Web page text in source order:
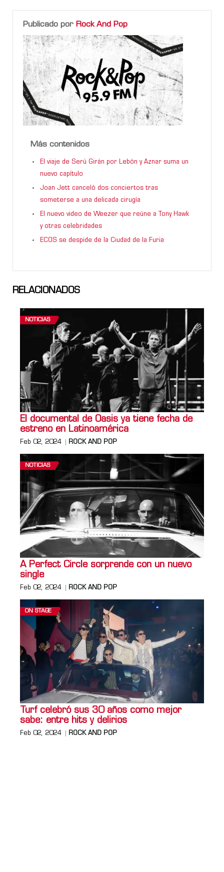
Publicado por Rock And Pop
Más contenidos
El viaje de Serú Girán por Lebón y Aznar suma un
nuevo capítulo
Joan Jett canceló dos conciertos tras
someterse a una delicada cirugía
El nuevo video de Weezer que reúne a Tony Hawk
y otras celebridades
ECOS se despide de la Ciudad de la Furia
RELACIONADOS
NOTICIAS
El documental de Oasis ya tiene fecha de
estreno en Latinoamérica
Feb 02, 2024 ROCK AND POP
NOTICIAS
A Perfect Circle sorprende con un nuevo
single
Feb 02, 2024 ROCK AND POP
ON STAGE
Turf celebró sus 30 años como mejor
sabe: entre hits y delirios
Feb 02, 2024 ROCK AND POP